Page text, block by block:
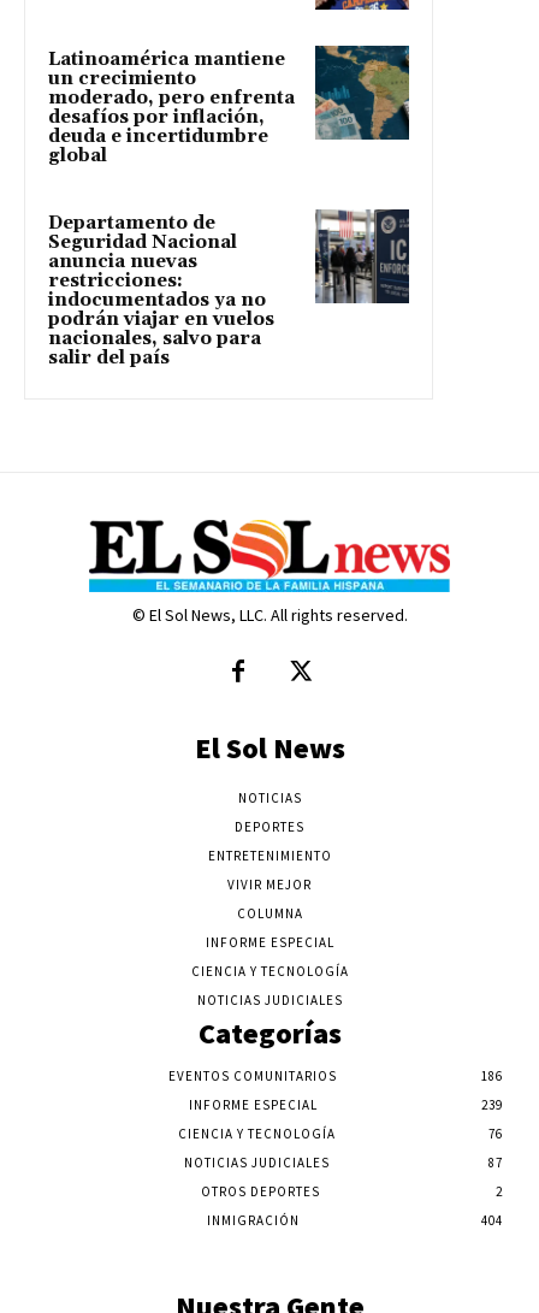
Latinoamérica mantiene
un crecimiento
moderado, pero enfrenta
desafíos por inflación,
deuda e incertidumbre
global
Departamento de
Seguridad Nacional
anuncia nuevas
restricciones:
indocumentados ya no
podrán viajar en vuelos
nacionales, salvo para
salir del país
© El Sol News, LLC. All rights reserved.
El Sol News
NOTICIAS
DEPORTES
ENTRETENIMIENTO
VIVIR MEJOR
COLUMNA
INFORME ESPECIAL
CIENCIA Y TECNOLOGÍA
NOTICIAS JUDICIALES
Categorías
EVENTOS COMUNITARIOS
186
INFORME ESPECIAL
239
CIENCIA Y TECNOLOGÍA
76
NOTICIAS JUDICIALES
87
OTROS DEPORTES
2
INMIGRACIÓN
404